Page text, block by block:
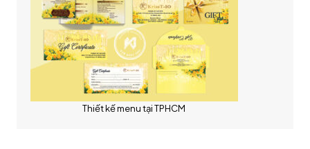
Thiết kế menu tại TPHCM